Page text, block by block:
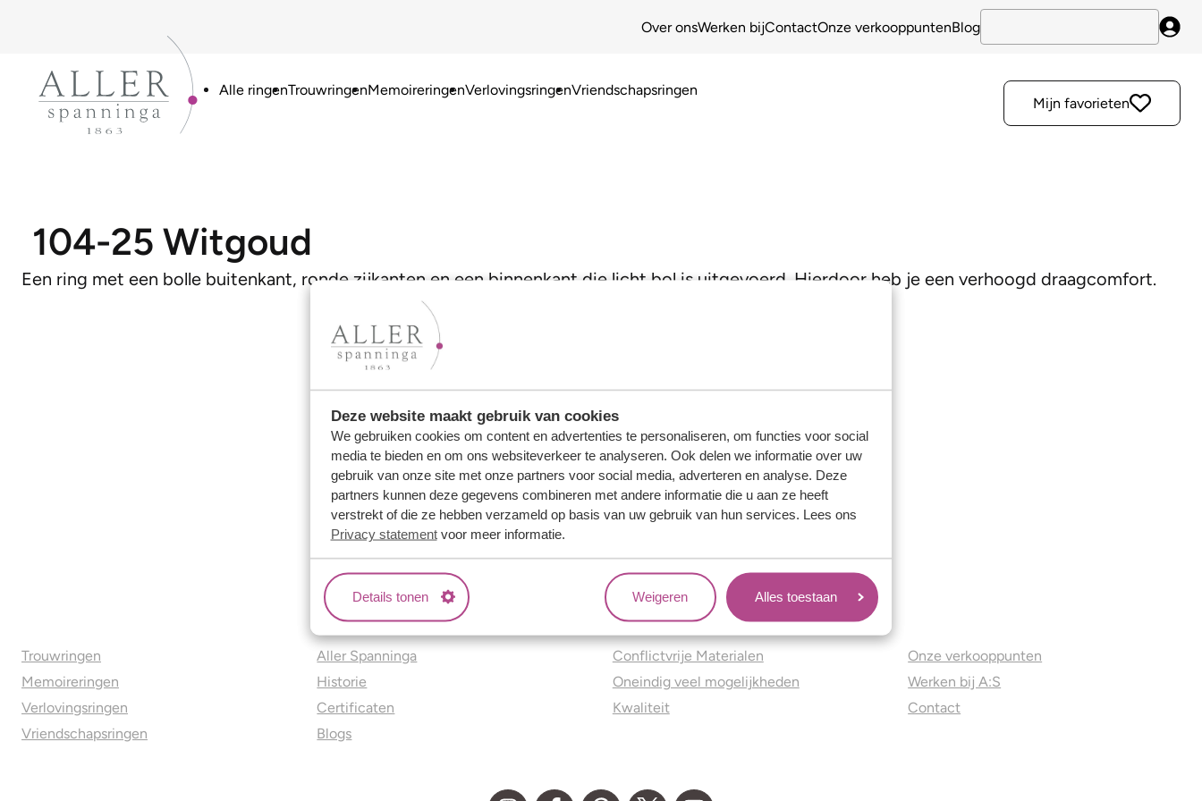
Deze website maakt gebruik van cookies
We gebruiken cookies om content en advertenties te personaliseren, om functies voor social
media te bieden en om ons websiteverkeer te analyseren. Ook delen we informatie over uw
gebruik van onze site met onze partners voor social media, adverteren en analyse. Deze
partners kunnen deze gegevens combineren met andere informatie die u aan ze heeft
verstrekt of die ze hebben verzameld op basis van uw gebruik van hun services. Lees ons
Privacy statementvoor meer informatie.
Details tonen Weigeren Alles toestaan
Over onsWerken bijContactOnze verkooppuntenBlog
Alle ringenTrouwringenMemoireringenVerlovingsringenVriendschapsringen
Mijn favorieten
104-25 Witgoud
Een ring met een bolle buitenkant, ronde zijkanten en een binnenkant die licht bol is uitgevoerd. Hierdoor heb je een verhoogd draagcomfort.
Trouwringen
Memoireringen
Verlovingsringen
Vriendschapsringen
Over ons
Aller Spanninga
Historie
Certificaten
Blogs
Jouw voordelen
Conflictvrije Materialen
Oneindig veel mogelijkheden
Kwaliteit
Onze verkooppunten
Werken bij A:S
Contact